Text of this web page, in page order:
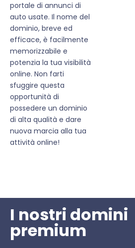
portale di annunci di
auto usate. Il nome del
dominio, breve ed
efficace, è facilmente
memorizzabile e
potenzia la tua visibilità
online. Non farti
sfuggire questa
opportunità di
possedere un dominio
di alta qualità e dare
nuova marcia alla tua
attività online!
I nostri domini
premium